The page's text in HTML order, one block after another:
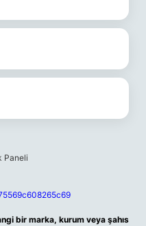
bir marka, kurum veya şahıs